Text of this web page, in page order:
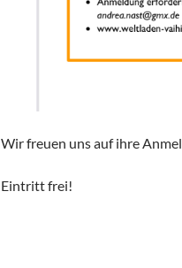
Wir freuen uns auf ihre
Eintritt frei!